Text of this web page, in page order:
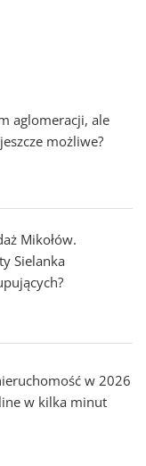
aglomeracji, ale
możliwe?
Mikołów.
Sielanka
w 2026
w kilka minut